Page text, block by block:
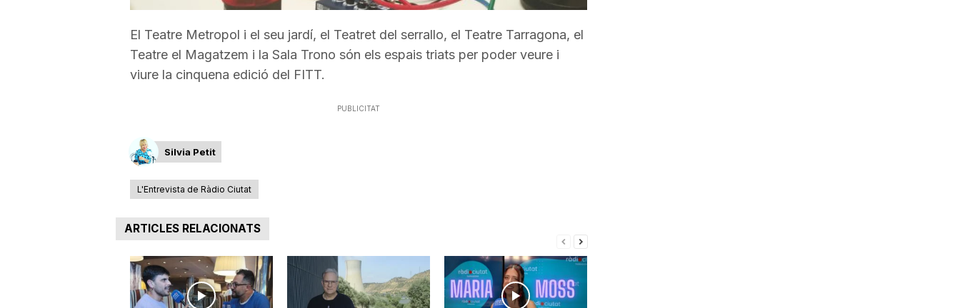
El Teatre Metropol i el seu jardí, el Teatret del serrallo, el Teatre Tarragona, el
Teatre el Magatzem i la Sala Trono són els espais triats per poder veure i
viure la cinquena edició del FITT.
PUBLICITAT
Silvia Petit
L'Entrevista de Ràdio Ciutat
ARTICLES RELACIONATS